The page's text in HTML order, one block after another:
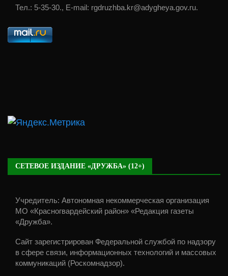
Тел.: 5-35-30., E-mail: rgdruzhba.kr@adygheya.gov.ru.
СЕТЕВОЕ ИЗДАНИЕ «ДРУЖБА» (12+)
Учредитель: Автономная некоммерческая организация
МО «Красногвардейский район» «Редакция газеты
«Дружба».
Сайт зарегистрирован Федеральной службой по надзору
в сфере связи, информационных технологий и массовых
коммуникаций (Роскомнадзор).